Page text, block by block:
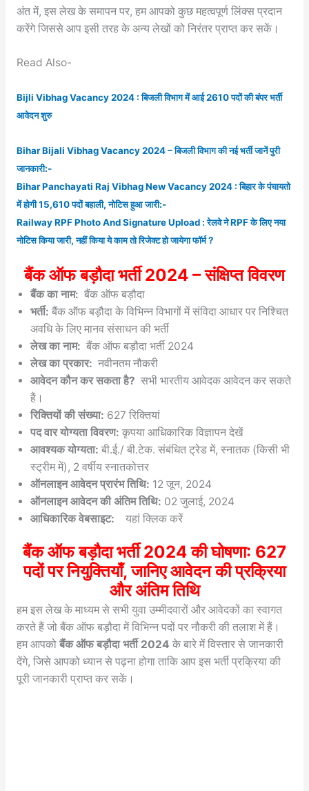
अंत में, इस लेख के समापन पर, हम आपको कुछ महत्वपूर्ण लिंक्स प्रदान
करेंगे जिससे आप इसी तरह के अन्य लेखों को निरंतर प्राप्त कर सकें।
Read Also-
Bijli Vibhag Vacancy 2024 : बिजली विभाग में आई 2610 पदों की बंपर भर्ती
आवेदन शुरु
Bihar Bijali Vibhag Vacancy 2024 – बिजली विभाग की नई भर्ती जानें पुरी
जानकारी:-
Bihar Panchayati Raj Vibhag New Vacancy 2024 : बिहार के पंचायतो
में होगी 15,610 पदों बहाली, नोटिस हुआ जारी:-
Railway RPF Photo And Signature Upload : रेलवे ने RPF के लिए नया
नोटिस किया जारी, नहीं किया ये काम तो रिजेक्ट हो जायेगा फॉर्म ?
बैंक ऑफ बड़ौदा भर्ती 2024 – संक्षिप्त विवरण
बैंक का नाम: बैंक ऑफ बड़ौदा
भर्ती: बैंक ऑफ बड़ौदा के विभिन्न विभागों में संविदा आधार पर निश्चित
अवधि के लिए मानव संसाधन की भर्ती
लेख का नाम: बैंक ऑफ बड़ौदा भर्ती 2024
लेख का प्रकार: नवीनतम नौकरी
आवेदन कौन कर सकता है? सभी भारतीय आवेदक आवेदन कर सकते
हैं।
रिक्तियों की संख्या: 627 रिक्तियां
पद वार योग्यता विवरण: कृपया आधिकारिक विज्ञापन देखें
आवश्यक योग्यता: बी.ई./ बी.टेक. संबंधित ट्रेड में, स्नातक (किसी भी
स्ट्रीम में), 2 वर्षीय स्नातकोत्तर
ऑनलाइन आवेदन प्रारंभ तिथि: 12 जून, 2024
ऑनलाइन आवेदन की अंतिम तिथि: 02 जुलाई, 2024
आधिकारिक वेबसाइट:
यहां क्लिक करें
बैंक ऑफ बड़ौदा भर्ती 2024 की घोषणा: 627
पदों पर नियुक्तियाँ, जानिए आवेदन की प्रक्रिया
और अंतिम तिथि
हम इस लेख के माध्यम से सभी युवा उम्मीदवारों और आवेदकों का स्वागत
करते हैं जो बैंक ऑफ बड़ौदा में विभिन्न पदों पर नौकरी की तलाश में हैं।
हम आपको बैंक ऑफ बड़ौदा भर्ती 2024 के बारे में विस्तार से जानकारी
देंगे, जिसे आपको ध्यान से पढ़ना होगा ताकि आप इस भर्ती प्रक्रिया की
पूरी जानकारी प्राप्त कर सकें।